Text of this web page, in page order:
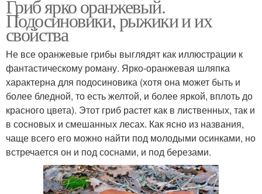
Гриб ярко оранжевый.
Подосиновики, рыжики и их
свойства
Не все оранжевые грибы выглядят как иллюстрации к
фантастическому роману. Ярко-оранжевая шляпка
характерна для подосиновика (хотя она может быть и
более бледной, то есть желтой, и более яркой, вплоть до
красного цвета). Этот гриб растет как в лиственных, так и
в сосновых и смешанных лесах. Как ясно из названия,
чаще всего его можно найти под молодыми осинками, но
встречается он и под соснами, и под березами.